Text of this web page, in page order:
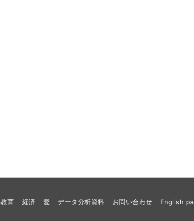
教育 経済 愛 データ分析資料 お問い合わせ English